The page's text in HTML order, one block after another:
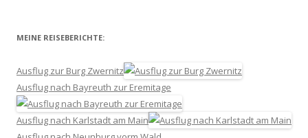
MEINE REISEBERICHTE:
Ausflug zur Burg Zwernitz
Ausflug nach Bayreuth zur Eremitage
Ausflug nach Karlstadt am Main